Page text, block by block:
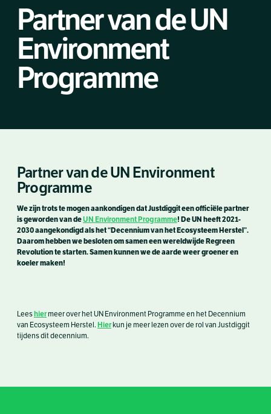
Partner van de UN
Environment
Programme
Partner van de UN Environment
Programme
We zijn trots te mogen aankondigen dat Justdiggit een officiële partner
is geworden van deUN Environment Programme! De UN heeft 2021-
2030 aangekondigd als het “Decennium van het Ecosysteem Herstel”.
Daarom hebben we besloten om samen een wereldwijde Regreen
Revolution te starten. Samen kunnen we de aarde weer groener en
koeler maken!
Leeshiermeer over het UN Environment Programme en het Decennium
van Ecosysteem Herstel.Hierkun je meer lezen over de rol van Justdiggit
tijdens dit decennium.